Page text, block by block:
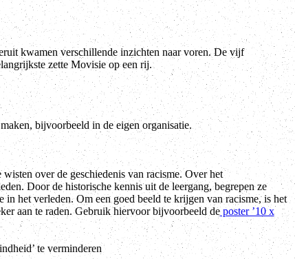
zette Movisie op een rij.
bijvoorbeeld in de eigen organisatie.
over de geschiedenis van racisme. Over het
Door de historische kennis uit de leergang, begrepen ze
in het verleden. Om een goed beeld te krijgen van racisme, is het
aan te raden. Gebruik hiervoor bijvoorbeeld deposter ’10 x
te verminderen